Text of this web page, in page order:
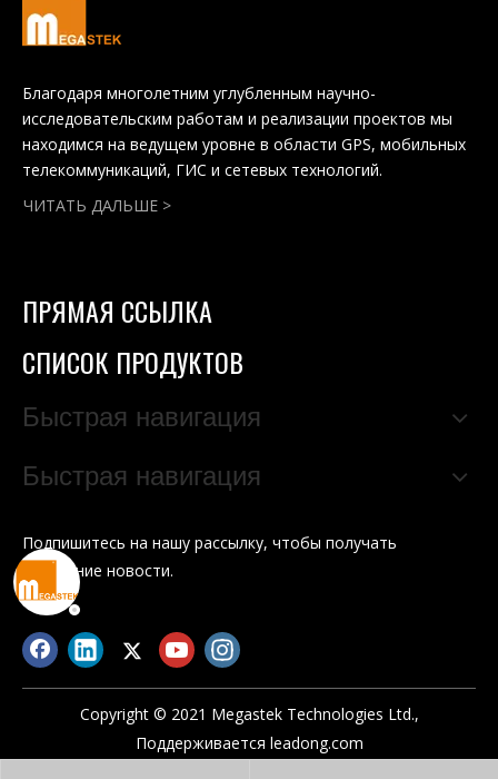
Благодаря многолетним углубленным научно-
исследовательским работам и реализации проектов мы
находимся на ведущем уровне в области GPS, мобильных
телекоммуникаций, ГИС и сетевых технологий.
ЧИТАТЬ ДАЛЬШЕ >
ПРЯМАЯ ССЫЛКА
СПИСОК ПРОДУКТОВ
Быстрая навигация
Быстрая навигация
Подпишитесь на нашу рассылку, чтобы получать
последние новости.
Copyright © 2021 Megastek Technologies Ltd.,
Поддерживается leadong.com